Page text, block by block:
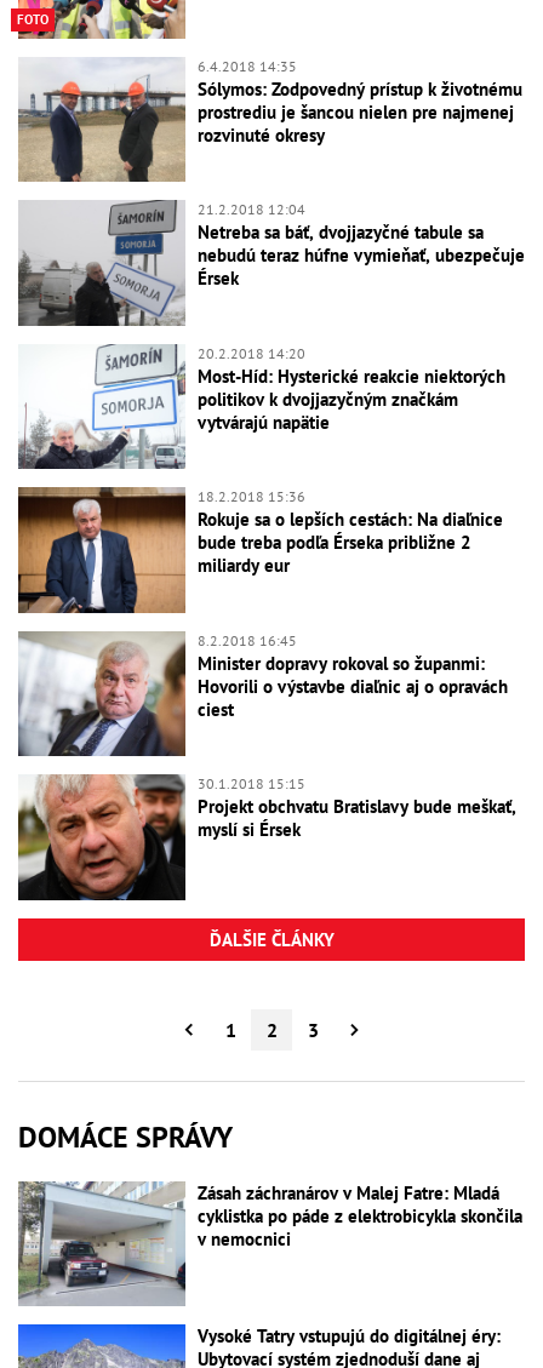
FOTO
6.4.2018 14:35
Sólymos: Zodpovedný prístup k životnému
prostrediu je šancou nielen pre najmenej
rozvinuté okresy
21.2.2018 12:04
Netreba sa báť, dvojjazyčné tabule sa
nebudú teraz húfne vymieňať, ubezpečuje
Érsek
20.2.2018 14:20
Most-Híd: Hysterické reakcie niektorých
politikov k dvojjazyčným značkám
vytvárajú napätie
18.2.2018 15:36
Rokuje sa o lepších cestách: Na diaľnice
bude treba podľa Érseka približne 2
miliardy eur
8.2.2018 16:45
Minister dopravy rokoval so županmi:
Hovorili o výstavbe diaľnic aj o opravách
ciest
30.1.2018 15:15
Projekt obchvatu Bratislavy bude meškať,
myslí si Érsek
ĎALŠIE ČLÁNKY
1 2 3
DOMÁCE SPRÁVY
Zásah záchranárov v Malej Fatre: Mladá
cyklistka po páde z elektrobicykla skončila
v nemocnici
Vysoké Tatry vstupujú do digitálnej éry:
Ubytovací systém zjednoduší dane aj